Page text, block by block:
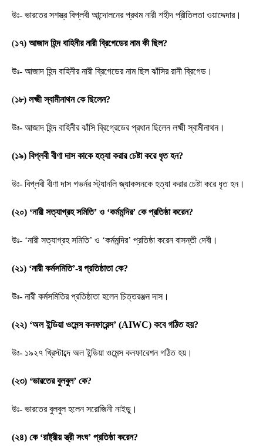
উঃ- ভারতের সশস্ত্র বিপ্লবী আন্দোলনের প্রথম নারী শহীদ প্রীতিলতা ওয়াদ্দেদার।
(১৭) আজাদ হিন্দ বাহিনীর নারী ব্রিগেডের নাম কী ছিল?
উঃ- আজাদ হিন্দ বাহিনীর নারী ব্রিগেডের নাম ছিল ঝাঁসির রানী ব্রিগেড।
(১৮) লক্ষ্মী স্বামীনাথন কে ছিলেন?
উঃ- আজাদ হিন্দ বাহিনীর ঝাঁসি ব্রিগ্রেডের প্রধান ছিলেন লক্ষ্মী স্বামীনাথন।
(১৯) বিপ্লবী বীণা দাস কাকে হত্যা করার চেষ্টা করে ধৃত হন?
উঃ- বিপ্লবী বীণা দাস গভর্নর স্ট্যানলি জ্যাকসনকে হত্যা করার চেষ্টা করে ধৃত হন।
(২০) ‘নারী সত্যাগ্রহ সমিতি’ ও ‘কর্মমন্দির’ কে প্রতিষ্ঠা করেন?
উঃ- ‘নারী সত্যাগ্রহ সমিতি’ ও ‘কর্মমন্দির’ প্রতিষ্ঠা করেন বাসন্তী দেবী।
(২১) ‘নারী কর্মসমিতি’-র প্রতিষ্ঠাতা কে?
উঃ- নারী কর্মসমিতির প্রতিষ্ঠাতা হলেন চিত্তরঞ্জন দাস।
(২২) ‘অল ইন্ডিয়া ওমেন্স কনফারেন্স’ (AIWC) কবে গঠিত হয়?
উঃ- ১৯২৭ খ্রিস্টাব্দে অল ইন্ডিয়া ওমেন্স কনফারেশন গঠিত হয়।
(২৩) ‘ভারতের বুলবুল’ কে?
উঃ- ভারতের বুলবুল হলেন সরোজিনী নাইডু।
(২৪) কে ‘রাষ্ট্রীয় স্ত্রী সংঘ’ প্রতিষ্ঠা করেন?